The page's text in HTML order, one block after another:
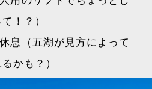
！？）
息（五湖が見方によって
かも？）